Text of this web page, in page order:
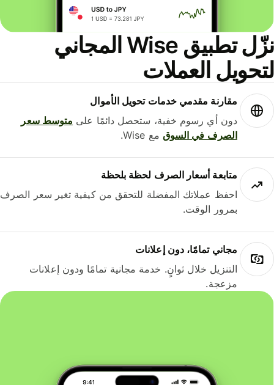
نزّل تطبيق Wise المجاني
العملات
مقارنة مقدمي خدمات تحويل الأموال
دون أي رسوم خفية، ستحصل دائمًا علىمتوسط ​​سعر
الصرف في السوقمع Wise.
متابعة أسعار الصرف لحظة بلحظة
احفظ عملاتك المفضلة للتحقق من كيفية تغير سعر الصرف
بمرور الوقت.
مجاني تمامًا، دون إعلانات
التنزيل خلال ثوانٍ. خدمة مجانية تمامًا ودون إعلانات
مزعجة.